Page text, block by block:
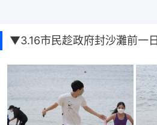
▼3.16市民趁政府封沙灘前一